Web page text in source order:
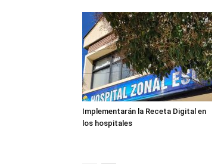
Implementarán la Receta Digital en
los hospitales